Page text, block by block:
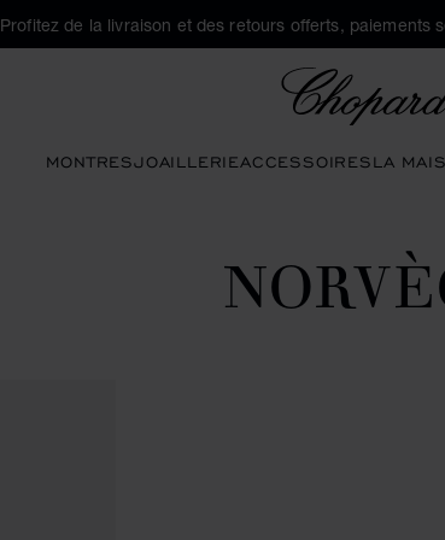
Profitez de la livraison et des retours offerts, paiements
MONTRESJOAILLERIEACCESSOIRESLA